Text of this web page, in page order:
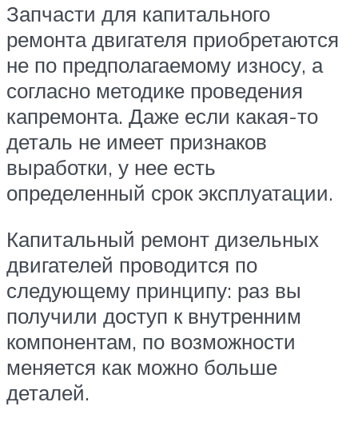
Запчасти для капитального
ремонта двигателя приобретаются
не по предполагаемому износу, а
согласно методике проведения
капремонта. Даже если какая-то
деталь не имеет признаков
выработки, у нее есть
определенный срок эксплуатации.
Капитальный ремонт дизельных
двигателей проводится по
следующему принципу: раз вы
получили доступ к внутренним
компонентам, по возможности
меняется как можно больше
деталей.